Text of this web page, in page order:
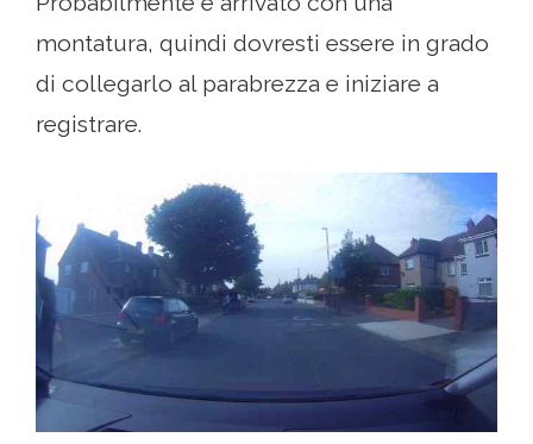
montatura, quindi dovresti essere in grado
di collegarlo al parabrezza e iniziare a
registrare.